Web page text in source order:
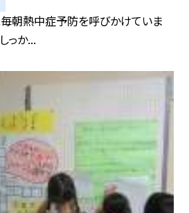
朝熱中症予防を呼びかけていま
っか...